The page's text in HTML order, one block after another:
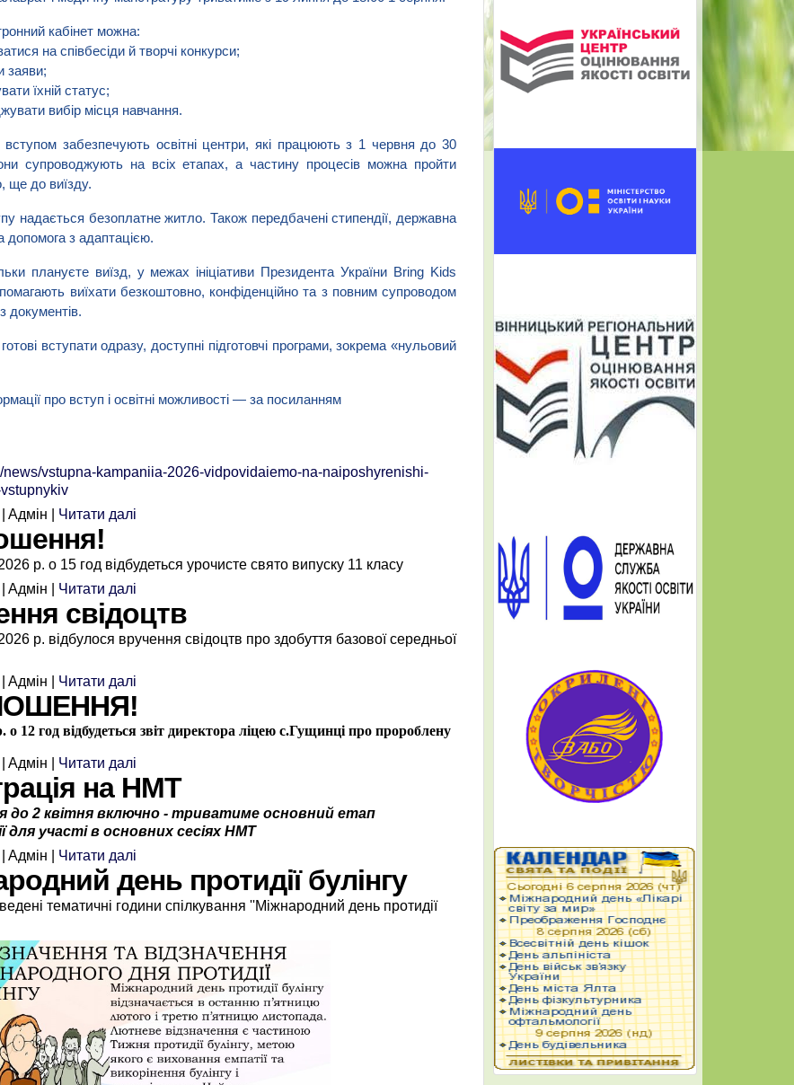
кабінет можна:
на співбесіди й творчі конкурси;
заяви;
їхній статус;
вибір місця навчання.
вступом забезпечують освітні центри, які працюють з 1 червня до 30
супроводжують на всіх етапах, а частину процесів можна пройти
ще до виїзду.
надається безоплатне житло. Також передбачені стипендії, державна
допомога з адаптацією.
плануєте виїзд, у межах ініціативи Президента України Bring Kids
виїхати безкоштовно, конфіденційно та з повним супроводом
документів.
вступати одразу, доступні підготовчі програми, зокрема «нульовий
про вступ і освітні можливості — за посиланням
news/vstupna-kampaniia-2026-vidpovidaiemo-na-naiposhyrenishi-
Aдмін | Читати далі
р. о 15 год відбудеться урочисте свято випуску 11 класу
Aдмін | Читати далі
свідоцтв
р. відбулося вручення свідоцтв про здобуття базової середньої
Aдмін | Читати далі
о 12 год відбудеться звіт директора ліцею с.Гущинці про пророблену
Aдмін | Читати далі
на НМТ
до 2 квітня включно - триватиме основний етап
для участі в основних сесіях НМТ
Aдмін | Читати далі
день протидії булінгу
тематичні години спілкування ''Міжнародний день протидії